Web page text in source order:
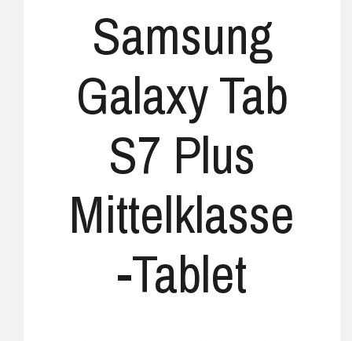
Samsung
Galaxy Tab
S7 Plus
Mittelklasse
-Tablet